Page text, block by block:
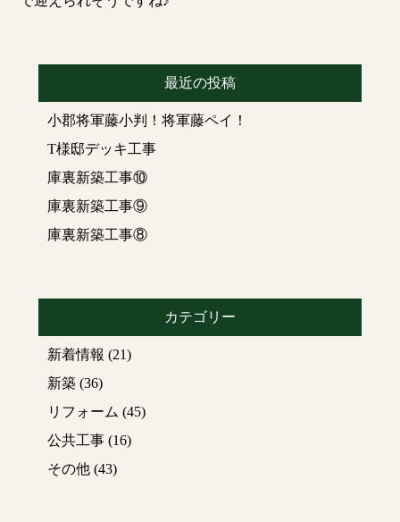
最近の投稿
小郡将軍藤小判！将軍藤ペイ！
T様邸デッキ工事
庫裏新築工事⑩
庫裏新築工事⑨
庫裏新築工事⑧
カテゴリー
新着情報 (21)
新築(36)
リフォーム (45)
公共工事(16)
その他(43)